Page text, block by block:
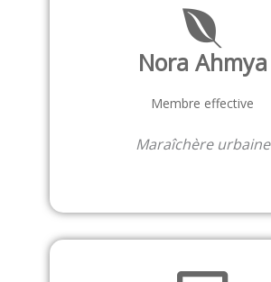
Nora Ahmya
Membre effective
Maraîchère urbaine